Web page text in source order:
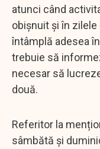
atunci când
obișnuit și în
întâmplă adesea
trebuie să
necesar să
două.
Referitor la
sâmbătă și